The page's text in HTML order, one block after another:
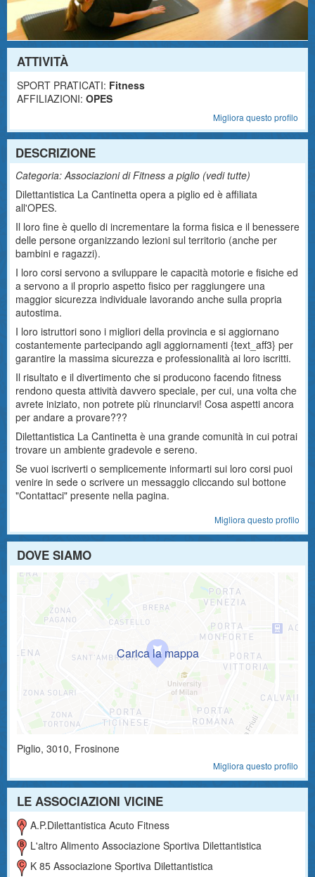
ATTIVITÀ
SPORT PRATICATI: Fitness
AFFILIAZIONI: OPES
Migliora questo profilo
DESCRIZIONE
Categoria: Associazioni di Fitness a piglio (vedi tutte)
Dilettantistica La Cantinetta opera a piglio ed è affiliata
all'OPES.
Il loro fine è quello di incrementare la forma fisica e il benessere
delle persone organizzando lezioni sul territorio (anche per
bambini e ragazzi).
I loro corsi servono a sviluppare le capacità motorie e fisiche ed
a servono a il proprio aspetto fisico per raggiungere una
maggior sicurezza individuale lavorando anche sulla propria
autostima.
I loro istruttori sono i migliori della provincia e si aggiornano
costantemente partecipando agli aggiornamenti {text_aff3} per
garantire la massima sicurezza e professionalità ai loro iscritti.
Il risultato e il divertimento che si producono facendo fitness
rendono questa attività davvero speciale, per cui, una volta che
avrete iniziato, non potrete più rinunciarvi! Cosa aspetti ancora
per andare a provare???
Dilettantistica La Cantinetta è una grande comunità in cui potrai
trovare un ambiente gradevole e sereno.
Se vuoi iscriverti o semplicemente informarti sui loro corsi puoi
venire in sede o scrivere un messaggio cliccando sul bottone
"Contattaci" presente nella pagina.
Migliora questo profilo
DOVE SIAMO
Piglio, 3010, Frosinone
Migliora questo profilo
LE ASSOCIAZIONI VICINE
A.p.dilettantistica Acuto Fitness
L'altro Alimento Associazione Sportiva Dilettantistica
K 85 Associazione Sportiva Dilettantistica